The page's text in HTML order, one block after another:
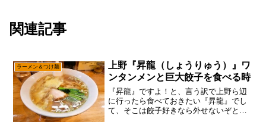
関連記事
ラーメン＆つけ麺
上野『昇龍（しょうりゅう）』ワ
ンタンメンと巨大餃子を食べる時
『昇龍』ですよ！と、言う訳で上野ら辺
に行ったら食べておきたい『昇龍』でし
て、そこは餃子好きなら外せないぞと。